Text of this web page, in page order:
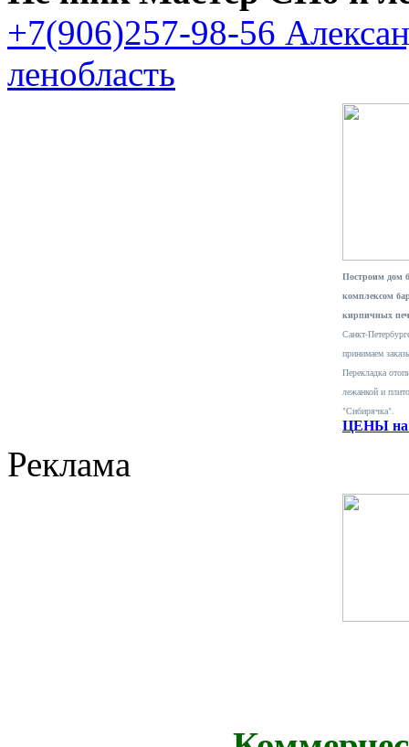
+7(906)257-98-56
ленобласть
Построим дом
комплексом
кирпичных
Санкт-
принимаем
Перекладка
лежанкой и
"Сибирячка".
ЦЕНЫ на
Реклама